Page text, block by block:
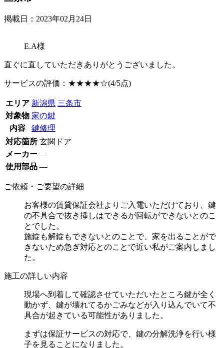
掲載日：2023年02月24日
E.A様
直ぐに直していただきありがとうございました。
サービスの評価： ★★★★☆(4/5点)
エリア 新潟県 三条市
対象物 家の鍵
内容
鍵修理
対応箇所 玄関ドア
メーカー ―
使用部品 ―
ご依頼・ご要望の詳細
お客様の賃貸保証会社よりご入電いただけており、鍵
の不具合で抜き挿しはできるが回転ができないとのこ
とでした。
施錠も解錠もできないとのことで、家を出ることがで
きないため急ぎ対応とのことで近い私がご案内しまし
た。
施工の詳しい内容
現場へ到着して確認させていただいたところ鍵が全く
動かず、鍵が壊れてるかごみなどが入り込んでいて不
具合が起きている可能性がありました。
まずは保証サービスの対応で、鍵の分解洗浄を行い様
子を見ることになりました。